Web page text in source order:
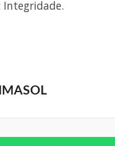
Integridade.